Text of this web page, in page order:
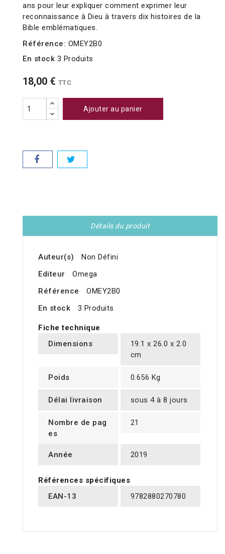
ans pour leur expliquer comment exprimer leur
reconnaissance à Dieu à travers dix histoires de la
Bible emblématiques.
Référence: OMEY2B0
En stock 3 Produits
18,00 € TTC
Ajouter au panier
Détails du produit
Auteur(s)
Non Défini
Editeur
Omega
Référence
OMEY2B0
En stock
3 Produits
Fiche technique
Dimensions
19.1 x 26.0 x 2.0
cm
Poids 0.656 Kg
Délai livraison sous 4 à 8 jours
Nombre de pag
es
21
Année 2019
Références spécifiques
EAN-13
9782880270780